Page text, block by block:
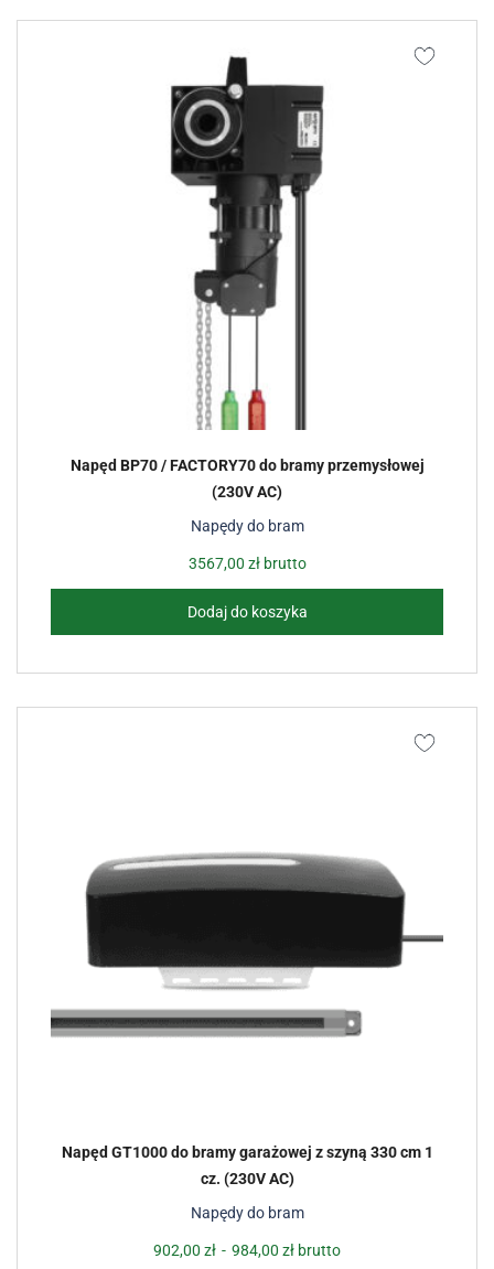
Napędy do bram
Napęd BP70 / FACTORY70 do bramy przemysłowej
(230V AC)
3567,00 złbrutto
Dodaj do koszyka
Napędy do bram
Napęd GT1000 do bramy garażowej z szyną 330 cm 1
cz. (230V AC)
902,00 zł - 984,00 zł brutto